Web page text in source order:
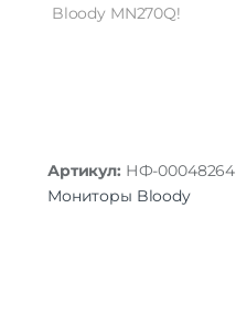
Bloody MN270Q!
Артикул: НФ-00048264
Мониторы Bloody